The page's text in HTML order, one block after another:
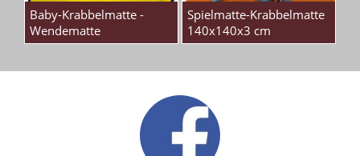
Baby-Krabbelmatte -
Wendematte
Spielmatte-Krabbelmatte
140x140x3 cm